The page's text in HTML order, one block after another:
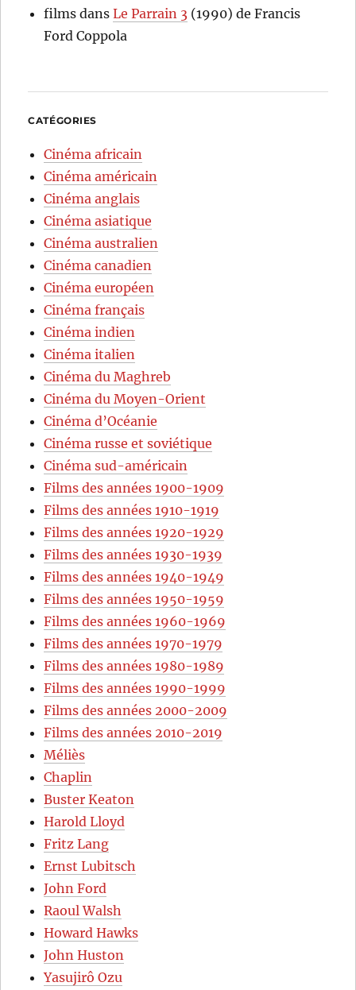
films dansLe Parrain 3 (1990) de Francis
Ford Coppola
CATÉGORIES
Cinéma africain
Cinéma américain
Cinéma anglais
Cinéma asiatique
Cinéma australien
Cinéma canadien
Cinéma européen
Cinéma français
Cinéma indien
Cinéma italien
Cinéma du Maghreb
Cinéma du Moyen-Orient
Cinéma d’Océanie
Cinéma russe et soviétique
Cinéma sud-américain
Films des années 1900-1909
Films des années 1910-1919
Films des années 1920-1929
Films des années 1930-1939
Films des années 1940-1949
Films des années 1950-1959
Films des années 1960-1969
Films des années 1970-1979
Films des années 1980-1989
Films des années 1990-1999
Films des années 2000-2009
Films des années 2010-2019
Méliès
Chaplin
Buster Keaton
Harold Lloyd
Fritz Lang
Ernst Lubitsch
John Ford
Raoul Walsh
Howard Hawks
John Huston
Yasujirô Ozu